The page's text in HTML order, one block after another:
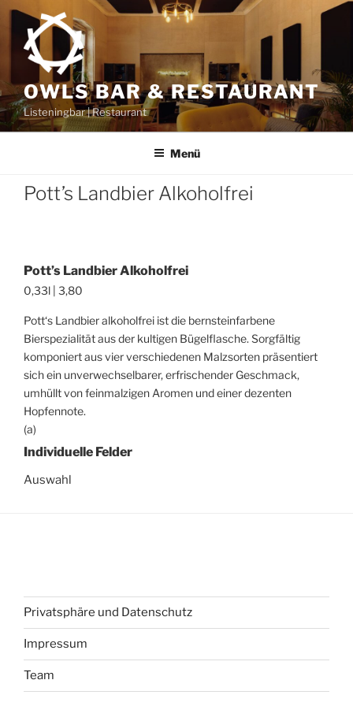
Zum
Inhalt
springen
OWLS BAR & RESTAURANT
Listeningbar | Restaurant
Menü
Pott’s Landbier Alkoholfrei
Pott’s Landbier Alkoholfrei
0,33l | 3,80
Pott‘s Landbier alkoholfrei ist die bernsteinfarbene
Bierspezialität aus der kultigen Bügelflasche. Sorgfältig
komponiert aus vier verschiedenen Malzsorten präsentiert
sich ein unverwechselbarer, erfrischender Geschmack,
umhüllt von feinmalzigen Aromen und einer dezenten
Hopfennote.
(a)
Individuelle Felder
Auswahl
Privatsphäre und Datenschutz
Impressum
Team